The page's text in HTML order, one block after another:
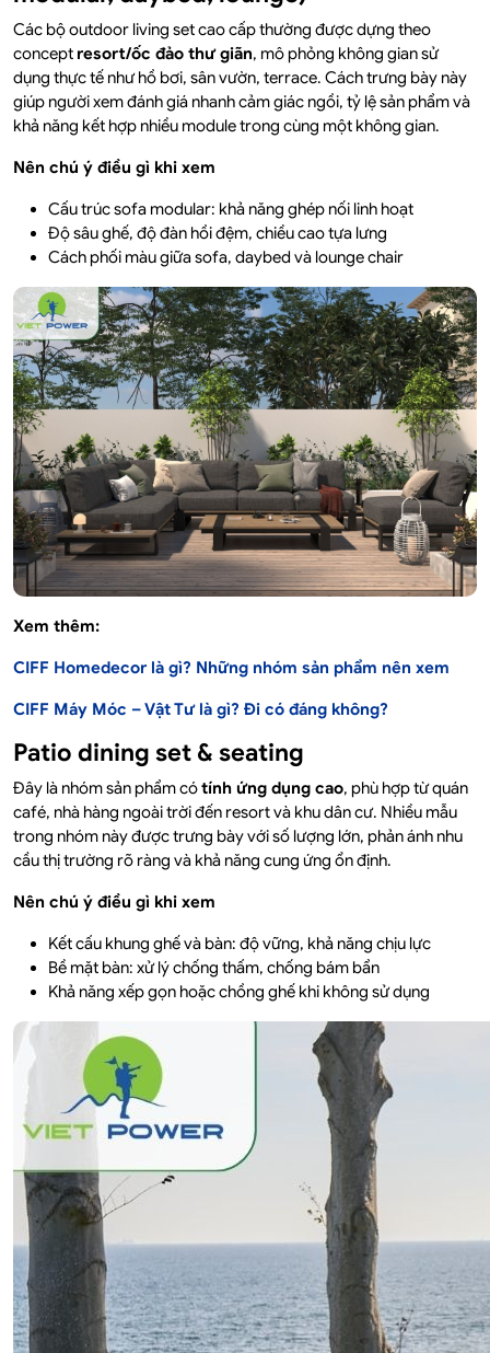
Các bộ outdoor living set cao cấp thường được dựng theo
concept resort/ốc đảo thư giãn, mô phỏng không gian sử
dụng thực tế như hồ bơi, sân vườn, terrace. Cách trưng bày này
giúp người xem đánh giá nhanh cảm giác ngồi, tỷ lệ sản phẩm và
khả năng kết hợp nhiều module trong cùng một không gian.
Nên chú ý điều gì khi xem
Cấu trúc sofa modular: khả năng ghép nối linh hoạt
Độ sâu ghế, độ đàn hồi đệm, chiều cao tựa lưng
Cách phối màu giữa sofa, daybed và lounge chair
Xem thêm:
CIFF Homedecor là gì? Những nhóm sản phẩm nên xem
CIFF Máy Móc – Vật Tư là gì? Đi có đáng không?
Patio dining set & seating
Đây là nhóm sản phẩm cótính ứng dụng cao, phù hợp từ quán
café, nhà hàng ngoài trời đến resort và khu dân cư. Nhiều mẫu
trong nhóm này được trưng bày với số lượng lớn, phản ánh nhu
cầu thị trường rõ ràng và khả năng cung ứng ổn định.
Nên chú ý điều gì khi xem
Kết cấu khung ghế và bàn: độ vững, khả năng chịu lực
Bề mặt bàn: xử lý chống thấm, chống bám bẩn
Khả năng xếp gọn hoặc chồng ghế khi không sử dụng